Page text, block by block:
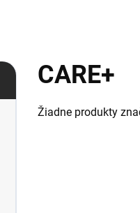
CARE+
Žiadne produkty